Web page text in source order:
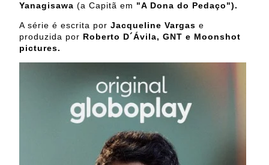
Yanagisawa (a Capitã em "A Dona do Pedaço").
A série é escrita por Jacqueline Vargas e
produzida por Roberto D´Ávila, GNT e Moonshot
pictures.